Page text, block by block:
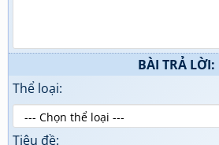
BÀI TRẢ LỜI:
Thể loại:
Tiêu đề: